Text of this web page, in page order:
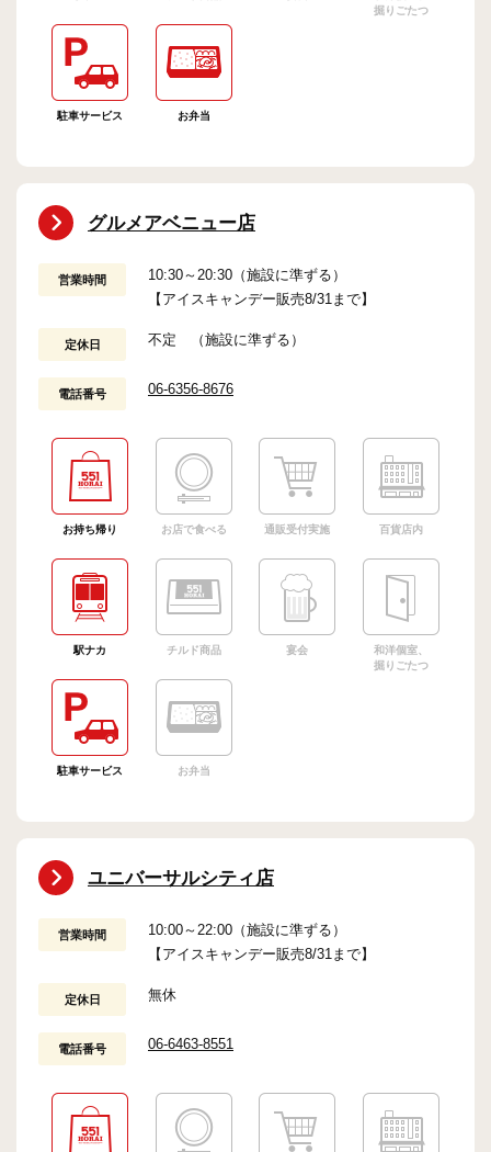
掘りごたつ
駐車サービス お弁当
グルメアベニュー店
営業時間
10:30～20:30（施設に準ずる）
【アイスキャンデー販売8/31まで】
定休日 不定 （施設に準ずる）
電話番号 06-6356-8676
お持ち帰り お店で食べる 通販受付実施 百貨店内
駅ナカ チルド商品 宴会
和洋個室、
掘りごたつ
駐車サービス お弁当
ユニバーサルシティ店
営業時間
10:00～22:00（施設に準ずる）
【アイスキャンデー販売8/31まで】
定休日 無休
電話番号 06-6463-8551